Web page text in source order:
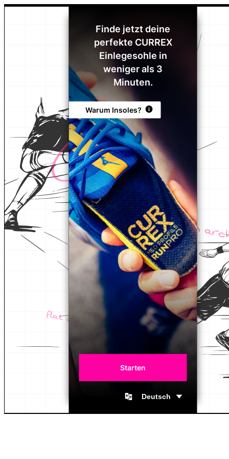
Finde jetzt deine
perfekte CURREX
Einlegesohle in
weniger als 3
Minuten.
Warum Insoles?
Starten